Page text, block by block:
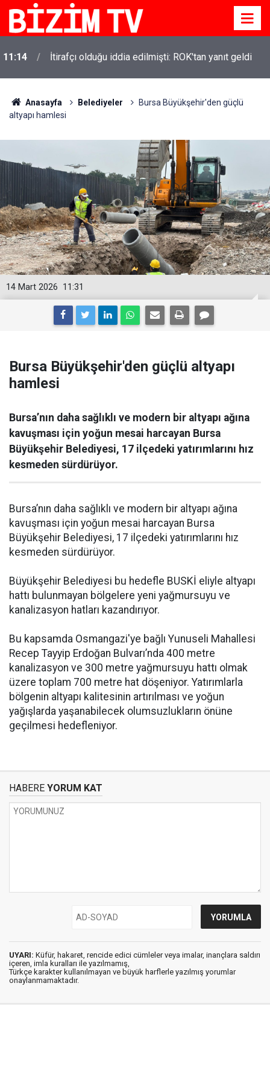
11:14 İtirafçı olduğu iddia edilmişti: ROK'tan yanıt geldi
Anasayfa Belediyeler
Bursa Büyükşehir'den güçlü
altyapı hamlesi
11:31
14 Mart 2026
Bursa Büyükşehir'den güçlü altyapı
hamlesi
Bursa’nın daha sağlıklı ve modern bir altyapı ağına
kavuşması için yoğun mesai harcayan Bursa
Büyükşehir Belediyesi, 17 ilçedeki yatırımlarını hız
kesmeden sürdürüyor.
Bursa’nın daha sağlıklı ve modern bir altyapı ağına
kavuşması için yoğun mesai harcayan Bursa
Büyükşehir Belediyesi, 17 ilçedeki yatırımlarını hız
kesmeden sürdürüyor.
Büyükşehir Belediyesi bu hedefle BUSKİ eliyle altyapı
hattı bulunmayan bölgelere yeni yağmursuyu ve
kanalizasyon hatları kazandırıyor.
Bu kapsamda Osmangazi'ye bağlı Yunuseli Mahallesi
Recep Tayyip Erdoğan Bulvarı’nda 400 metre
kanalizasyon ve 300 metre yağmursuyu hattı olmak
üzere toplam 700 metre hat döşeniyor. Yatırımlarla
bölgenin altyapı kalitesinin artırılması ve yoğun
yağışlarda yaşanabilecek olumsuzlukların önüne
geçilmesi hedefleniyor.
HABERE YORUM KAT
UYARI: Küfür, hakaret, rencide edici cümleler veya imalar, inançlara saldırı
içeren, imla kuralları ile yazılmamış,
Türkçe karakter kullanılmayan ve büyük harflerle yazılmış yorumlar
onaylanmamaktadır.